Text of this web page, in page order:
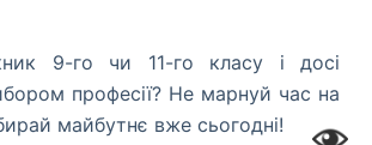
9-го чи 11-го класу і досі
професії? Не марнуй час на
майбутнє вже сьогодні!